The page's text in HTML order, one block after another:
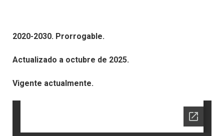
2020-2030. Prorrogable.
Actualizado a octubre de 2025.
Vigente actualmente.